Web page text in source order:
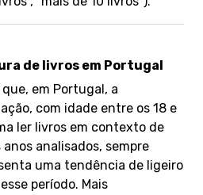
de livros em Portugal
em Portugal, a
com idade entre os 18 e
ler livros em contexto de
analisados, sempre
uma tendência de ligeiro
período. Mais